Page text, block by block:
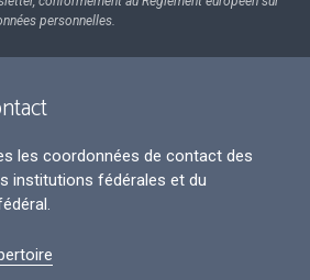
personnelles.
les coordonnées de contact des
institutions fédérales et du